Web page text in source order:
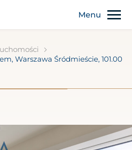
Warszawa Śródmieście, 101.00